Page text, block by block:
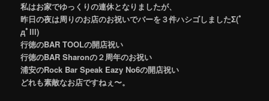
私はお家でゆっくりの連休となりましたが、
昨日の夜は周りのお店のお祝いでバーを３件ハシゴしましたΣ(ﾟ
дﾟlll)
行徳のBAR TOOLの開店祝い
行徳のBAR Sharonの２周年のお祝い
浦安のRock Bar Speak Eazy No6の開店祝い
どれも素敵なお店ですねぇ〜。